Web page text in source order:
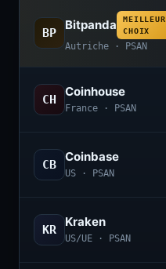
BP
Bitpanda
MEILLEUR
CHOIX
Autriche · PSAN
CH
Coinhouse
France · PSAN
CB
Coinbase
US · PSAN
KR
Kraken
US/UE · PSAN